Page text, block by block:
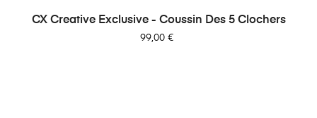
CX Creative Exclusive - Coussin Des 5 Clochers
Prix
99,00 €